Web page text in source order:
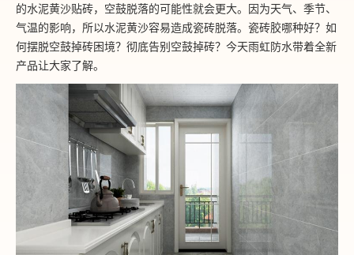
的水泥黄沙贴砖，空鼓脱落的可能性就会更大。因为天气、季节、
气温的影响，所以水泥黄沙容易造成瓷砖脱落。瓷砖胶哪种好？如
何摆脱空鼓掉砖困境？彻底告别空鼓掉砖？今天雨虹防水带着全新
产品让大家了解。